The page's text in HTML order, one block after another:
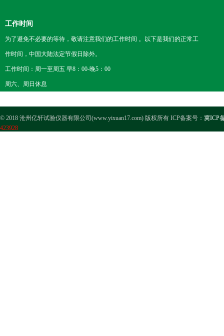
工作时间
为了避免不必要的等待，敬请注意我们的工作时间 。以下是我们的正常工
作时间，中国大陆法定节假日除外。
工作时间：周一至周五 早8：00-晚5：00
周六、周日休息
© 2018 沧州亿轩试验仪器有限公司(www.yixuan17.com) 版权所有 ICP备案号： 冀ICP
423928